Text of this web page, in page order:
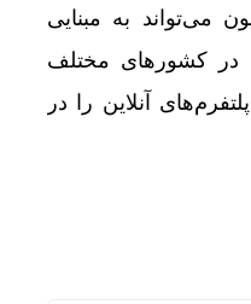
می‌تواند به مبنایی
در کشورهای مختلف
آنلاین را در